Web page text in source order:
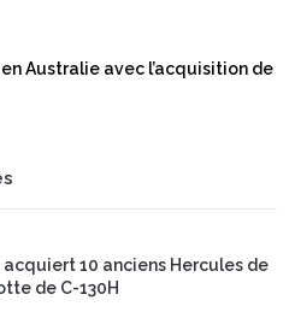
Australie avec l’acquisition de
10 anciens Hercules de
de C-130H